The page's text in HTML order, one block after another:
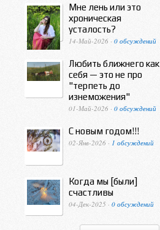
Мне лень или это
хроническая
усталость?
14-Май-2026 · 0 обсуждений
Любить ближнего как
себя — это не про
"терпеть до
изнеможения"
01-Май-2026 · 0 обсуждений
С новым годом!!!
02-Янв-2026 · 1 обсуждений
Когда мы [были]
счастливы
04-Дек-2025 · 0 обсуждений